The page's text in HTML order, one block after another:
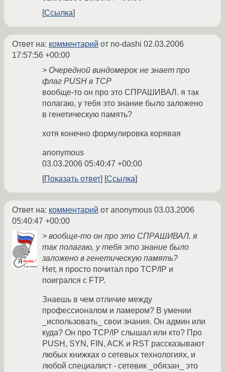
Ссылка
Ответ на: комментарий от no-dashi 02.03.2006
17:57:56 +00:00
> Очередной виндомерок не знает про
флаг PUSH в TCP
вообще-то он про это СПРАШИВАЛ. я так
полагаю, у тебя это знание было заложено
в генетическую память?
хотя конечно формулировка корявая
anonymous
03.03.2006 05:40:47 +00:00
Показать ответ
Ссылка
Ответ на: комментарий от anonymous 03.03.2006
05:40:47 +00:00
> вообще-то он про это СПРАШИВАЛ. я
так полагаю, у тебя это знание было
заложено в генетическую память?
Нет, я просто почитал про TCP/IP и
поигрался с FTP.
Знаешь в чем отличие между
профессионалом и ламером? В умении
_использовать_ свои знания. Он админ или
куда? Он про TCP/IP слышал или кто? Про
PUSH, SYN, FIN, ACK и RST рассказывают
любых книжках о сетевых технологиях, и
любой специалист - сетевик _обязан_ это